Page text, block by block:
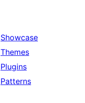
Showcase
Themes
Plugins
Patterns